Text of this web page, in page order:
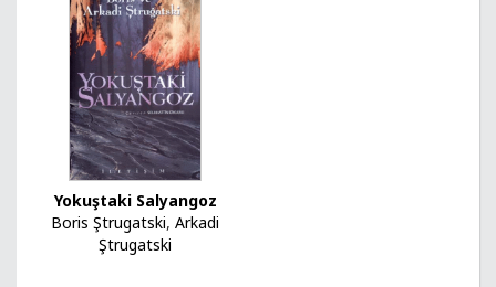
Yokuştaki Salyangoz
Boris Ştrugatski, Arkadi
Ştrugatski